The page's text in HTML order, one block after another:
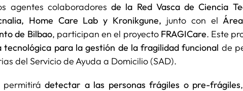
agentes colaboradores de la Red Vasca de Ciencia
Home Care Lab y Kronikgune, junto con el
de Bilbao, participan en el proyecto FRAGICare. Este
tecnológica para la gestión de la fragilidad funcional de
del Servicio de Ayuda a Domicilio (SAD).
permitirá detectar a las personas frágiles o pre-frágiles,